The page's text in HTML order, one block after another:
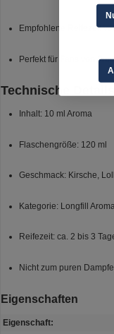
Empfohlene Reifezeit
Perfekt für Fans von
Technische Details
Inhalt: 10 ml Aroma
Flaschengröße: 120 ml
Geschmack: Kirsche,
Kategorie: Longfill
Reifezeit: ca. 2 bis 3
Nicht zum puren
Eigenschaften
Eigenschaft: